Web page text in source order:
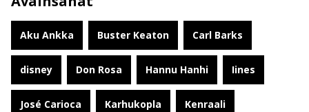
Aku Ankka Buster Keaton Carl Barks
disney Don Rosa Hannu Hanhi Iines
José Carioca Karhukopla Kenraali